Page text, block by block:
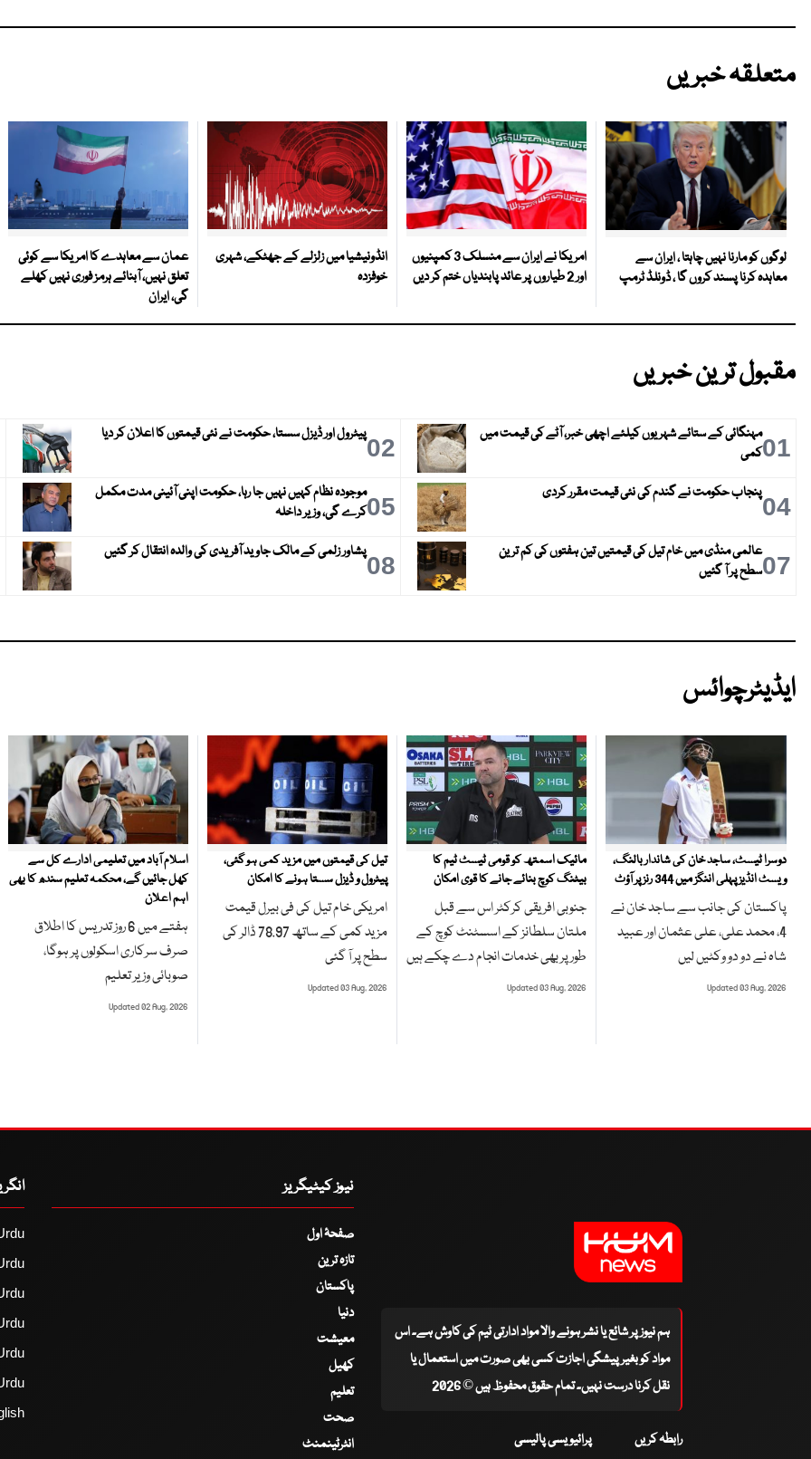
متعلقہ خبریں
لوگوں کو مارنا نہیں چاہتا ، ایران سے
معاہدہ کرنا پسند کروں گا ، ڈونلڈ ٹرمپ
امریکا نے ایران سے منسلک 3 کمپنیوں
اور 2 طیاروں پر عائد پابندیاں ختم کر دیں
انڈونیشیا میں زلزلے کے جھٹکے، شہری
خوفزدہ
عمان سے معاہدے کا امریکا سے کوئی
تعلق نہیں، آبنائے ہرمز فوری نہیں کھلے
گی، ایران
مقبول ترین خبریں
01مہنگائی کے ستائے شہریوں کیلئے اچھی خبر، آٹے کی قیمت میں
کمی
02پیٹرول اور ڈیزل سستا، حکومت نے نئی قیمتوں کا اعلان کر دیا
04پنجاب حکومت نے گندم کی نئی قیمت مقرر کردی 05موجودہ نظام کہیں نہیں جا رہا، حکومت اپنی آئینی مدت مکمل
کرے گی، وزیر داخلہ
07عالمی منڈی میں خام تیل کی قیمتیں تین ہفتوں کی کم ترین
سطح پر آ گئیں
08پشاور زلمی کے مالک جاوید آفریدی کی والدہ انتقال کر گئیں
ایڈیٹرچوائس
دوسرا ٹیسٹ، ساجد خان کی شاندار بالنگ،
ویسٹ انڈیز پہلی اننگز میں 344 رنز پر آؤٹ
پاکستان کی جانب سے ساجد خان نے
4، محمد علی، علی عثمان اور عبید
شاہ نے دو دو وکٹیں لیں
Updated 03 Aug, 2026
مائیک اسمتھ کو قومی ٹیسٹ ٹیم کا
بیٹنگ کوچ بنائے جانے کا قوی امکان
جنوبی افریقی کرکٹر اس سے قبل
ملتان سلطانز کے اسسٹنٹ کوچ کے
طور پر بھی خدمات انجام دے چکے ہیں
Updated 03 Aug, 2026
تیل کی قیمتوں میں مزید کمی ہو گئی،
پیٹرول و ڈیزل سستا ہونے کا امکان
امریکی خام تیل کی فی بیرل قیمت
مزید کمی کے ساتھ 78.97 ڈالر کی
سطح پر آ گئی
Updated 03 Aug, 2026
اسلام آباد میں تعلیمی ادارے کل سے
کھل جائیں گے، محکمہ تعلیم سندھ کا بھی
اہم اعلان
ہفتے میں 6 روز تدریس کا اطلاق
صرف سرکاری اسکولوں پر ہوگا،
صوبائی وزیر تعلیم
Updated 02 Aug, 2026
ہم نیوز پر شائع یا نشر ہونے والا مواد ادارتی ٹیم کی کاوش ہے۔ اس
مواد کو بغیر پیشگی اجازت کسی بھی صورت میں استعمال یا
نقل کرنا درست نہیں۔ تمام حقوق محفوظ ہیں © 2026
رابطہ کریں پرائیویسی پالیسی
نیوز کیٹیگریز
صفحۂ اول
تازہ ترین
پاکستان
دنیا
معیشت
کھیل
تعلیم
صحت
انٹرٹینمنٹ